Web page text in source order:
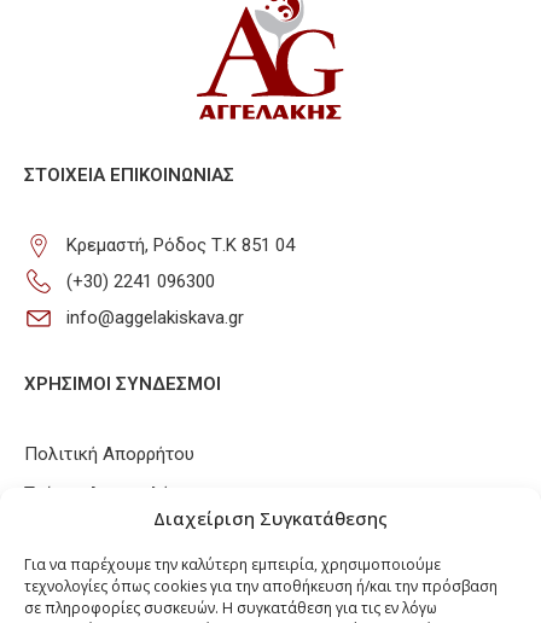
Διαχείριση Συγκατάθεσης
Για να παρέχουμε την καλύτερη εμπειρία, χρησιμοποιούμε
τεχνολογίες όπως cookies για την αποθήκευση ή/και την πρόσβαση
σε πληροφορίες συσκευών. Η συγκατάθεση για τις εν λόγω
ΣΤΟΙΧΕΊΑ ΕΠΙΚΟΙΝΩΝΊΑΣ
Κρεμαστή, Ρόδος Τ.Κ 851 04
(+30) 2241 096300
info@aggelakiskava.gr
ΧΡΗΣΙΜΟΙ ΣΥΝΔΕΣΜΟΙ
Πολιτική Απορρήτου
Τρόποι Αποστολής
Πολιτική Επιστροφών / Ακυρώσεων
Πολιτική Cookies